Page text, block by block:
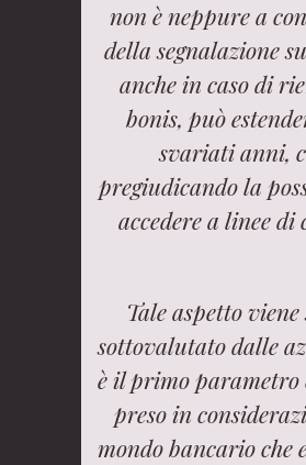
non è neppure a
della segnalazione
anche in caso di
bonis, può
svariati anni,
pregiudicando la
accedere a linee di
Tale aspetto viene
sottovalutato dalle
è il primo parametro
preso in
mondo bancario che